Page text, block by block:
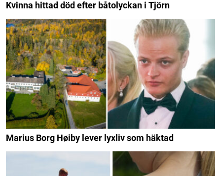
Kvinna hittad död efter båtolyckan i Tjörn
Marius Borg Høiby lever lyxliv som häktad